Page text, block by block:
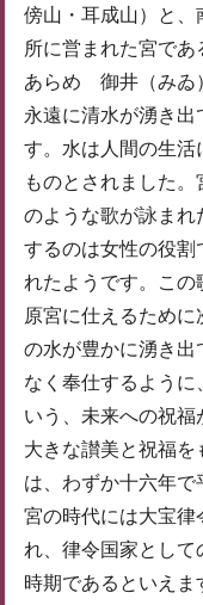
傍山・耳成山）と、
所に営まれた宮で
あらめ 御井（みゐ
永遠に清水が湧き出
す。水は人間の生活
ものとされました
のような歌が詠まれ
するのは女性の役割
れたようです。こ
原宮に仕えるため
の水が豊かに湧き出
なく奉仕するように
いう、未来への祝福
大きな讃美と祝福
は、わずか十六年
宮の時代には大宝律
れ、律令国家とし
時期であるといえま